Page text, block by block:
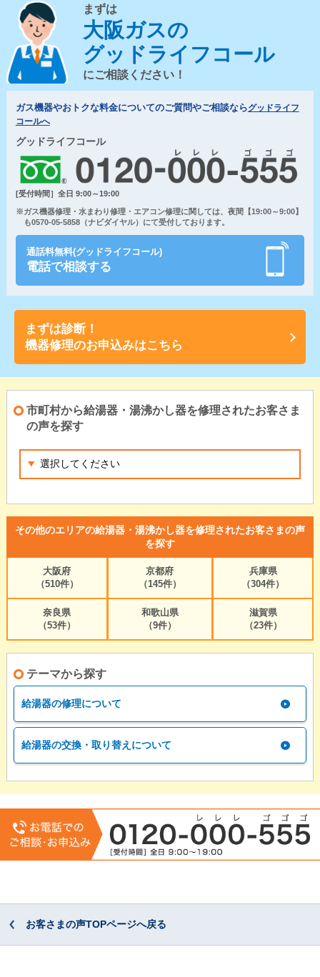
まずは
大阪ガスの
グッドライフコール
にご相談ください！
ガス機器やおトクな料金についてのご質問やご相談ならグッドライフ
コールへ
グッドライフコール
[受付時間］全日 9:00～19:00
※ガス機器修理・水まわり修理・エアコン修理に関しては、夜間【19:00～9:00】
も0570-05-5858（ナビダイヤル）にて受付しております。
通話料無料(グッドライフコール)
電話で相談する
まずは診断！
機器修理のお申込みはこちら
市町村から給湯器・湯沸かし器を修理されたお客さま
の声を探す
その他のエリアの給湯器・湯沸かし器を修理されたお客さまの声
を探す
大阪府
（510件）
京都府
（145件）
兵庫県
（304件）
奈良県
（53件）
和歌山県
（9件）
滋賀県
（23件）
テーマから探す
給湯器の修理について
給湯器の交換・取り替えについて
お客さまの声TOPページへ戻る